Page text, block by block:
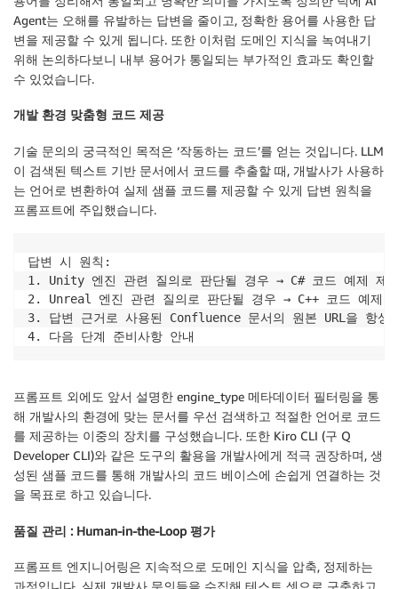
Agent는 오해를 유발하는 답변을 줄이고, 정확한 용어를 사용한 답
변을 제공할 수 있게 됩니다. 또한 이처럼 도메인 지식을 녹여내기
위해 논의하다보니 내부 용어가 통일되는 부가적인 효과도 확인할
수 있었습니다.
개발 환경 맞춤형 코드 제공
기술 문의의 궁극적인 목적은 ‘작동하는 코드’를 얻는 것입니다. LLM
이 검색된 텍스트 기반 문서에서 코드를 추출할 때, 개발사가 사용하
는 언어로 변환하여 실제 샘플 코드를 제공할 수 있게 답변 원칙을
프롬프트에 주입했습니다.
답변 시 원칙:
1. Unity 엔진 관련 질의로 판단될 경우 → C# 코드 예제 제
2. Unreal 엔진 관련 질의로 판단될 경우 → C++ 코드 예제
3. 답변 근거로 사용된 Confluence 문서의 원본 URL을 항상
4. 다음 단계 준비사항 안내
프롬프트 외에도 앞서 설명한 engine_type 메타데이터 필터링을 통
해 개발사의 환경에 맞는 문서를 우선 검색하고 적절한 언어로 코드
를 제공하는 이중의 장치를 구성했습니다. 또한 Kiro CLI (구 Q
Developer CLI)와 같은 도구의 활용을 개발사에게 적극 권장하며, 생
성된 샘플 코드를 통해 개발사의 코드 베이스에 손쉽게 연결하는 것
을 목표로 하고 있습니다.
품질 관리 : Human-in-the-Loop 평가
프롬프트 엔지니어링은 지속적으로 도메인 지식을 압축, 정제하는